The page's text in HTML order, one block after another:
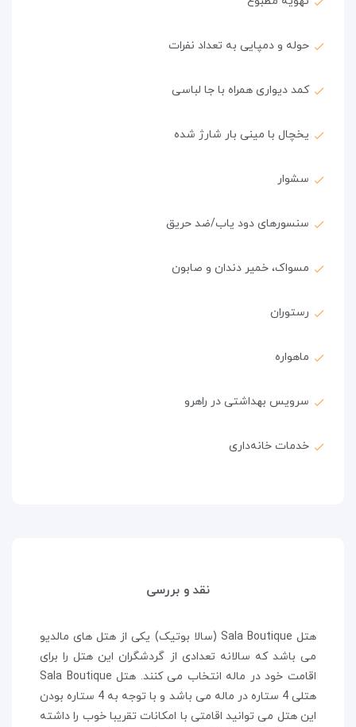
حوله و دمپایی به تعداد نفرات
کمد دیواری همراه با جا لباسی
یخچال با مینی بار شارژ شده
سشوار
سنسورهای دود یاب/ضد حریق
مسواک، خمیر دندان و صابون
رستوران
ماهواره
سرویس بهداشتی در راهرو
خدمات خانه‌داری
نقد و بررسی
هتل Sala Boutique (سالا بوتیک) یکی از هتل های مالدیو
می باشد که سالانه تعدادی از گردشگران این هتل را برای
اقامت خود در ماله انتخاب می کنند. هتل Sala Boutique
هتلی 4 ستاره در ماله می باشد و با توجه به 4 ستاره بودن
این هتل می توانید اقامتی با امکانات تقریبا خوب را داشته